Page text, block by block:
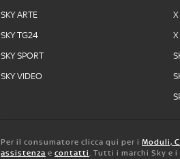
SKY ARTE
SKY TG24
SKY SPORT
SKY VIDEO
X
Per il consumatore clicca qui per i Moduli,
assistenza e contatti. Tutti i marchi Sky